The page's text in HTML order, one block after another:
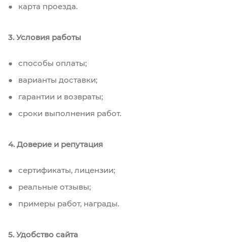
карта проезда.
3. Условия работы
способы оплаты;
варианты доставки;
гарантии и возвраты;
сроки выполнения работ.
4. Доверие и репутация
сертификаты, лицензии;
реальные отзывы;
примеры работ, награды.
5. Удобство сайта